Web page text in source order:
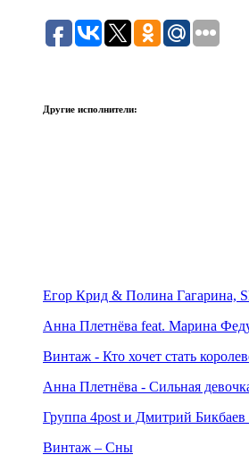
Другие исполнители:
Егор Крид & Полина Гагарина,
Анна Плетнёва feat. Марина
Винтаж - Кто хочет стать
Анна Плетнёва - Сильная
Группа 4post и Дмитрий
Винтаж – Сны